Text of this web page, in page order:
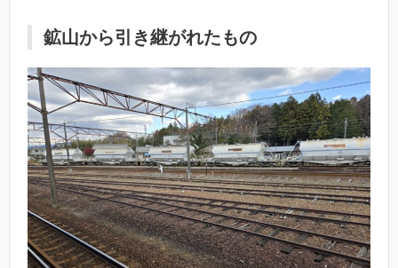
鉱山から引き継がれたもの